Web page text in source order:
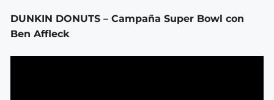
DUNKIN DONUTS – Campaña Super Bowl con
Ben Affleck